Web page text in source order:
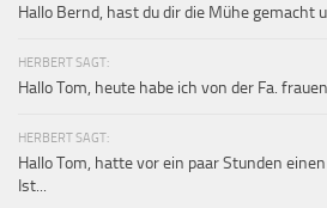
Hallo Bernd, hast du dir die Mühe gemacht
HERBERT SAGT:
Hallo Tom, heute habe ich von der Fa.
HERBERT SAGT:
Hallo Tom, hatte vor ein paar Stunden
Ist...